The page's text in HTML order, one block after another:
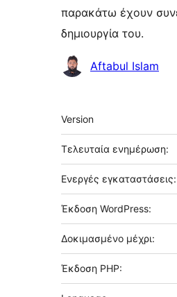
παρακάτω έχουν
δημιουργία του.
Συντελεστές
Aftabul Islam
Μεταστοιχεία
Version
Τελευταία ενημέρωση:
Ενεργές εγκαταστάσεις:
Έκδοση WordPress:
Δοκιμασμένο μέχρι:
Έκδοση PHP: